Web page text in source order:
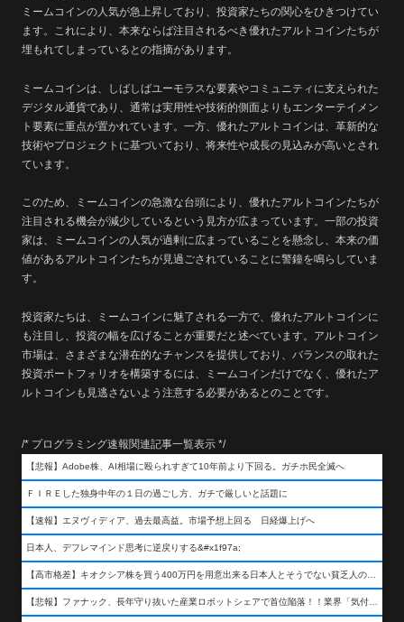
ミームコインの人気が急上昇しており、投資家たちの関心をひきつけてい
ます。これにより、本来ならば注目されるべき優れたアルトコインたちが
埋もれてしまっているとの指摘があります。
ミームコインは、しばしばユーモラスな要素やコミュニティに支えられた
デジタル通貨であり、通常は実用性や技術的側面よりもエンターテイメン
ト要素に重点が置かれています。一方、優れたアルトコインは、革新的な
技術やプロジェクトに基づいており、将来性や成長の見込みが高いとされ
ています。
このため、ミームコインの急激な台頭により、優れたアルトコインたちが
注目される機会が減少しているという見方が広まっています。一部の投資
家は、ミームコインの人気が過剰に広まっていることを懸念し、本来の価
値があるアルトコインたちが見過ごされていることに警鐘を鳴らしていま
す。
投資家たちは、ミームコインに魅了される一方で、優れたアルトコインに
も注目し、投資の幅を広げることが重要だと述べています。アルトコイン
市場は、さまざまな潜在的なチャンスを提供しており、バランスの取れた
投資ポートフォリオを構築するには、ミームコインだけでなく、優れたア
ルトコインも見逃さないよう注意する必要があるとのことです。
/* プログラミング速報関連記事一覧表示 */
【悲報】Adobe株、AI相場に殴られすぎて10年前より下回る。ガチホ民全滅へ
ＦＩＲＥした独身中年の１日の過ごし方、ガチで厳しいと話題に
【速報】エヌヴィディア、過去最高益。市場予想上回る 日経爆上げへ
日本人、デフレマインド思考に逆戻りする&#x1f97a;